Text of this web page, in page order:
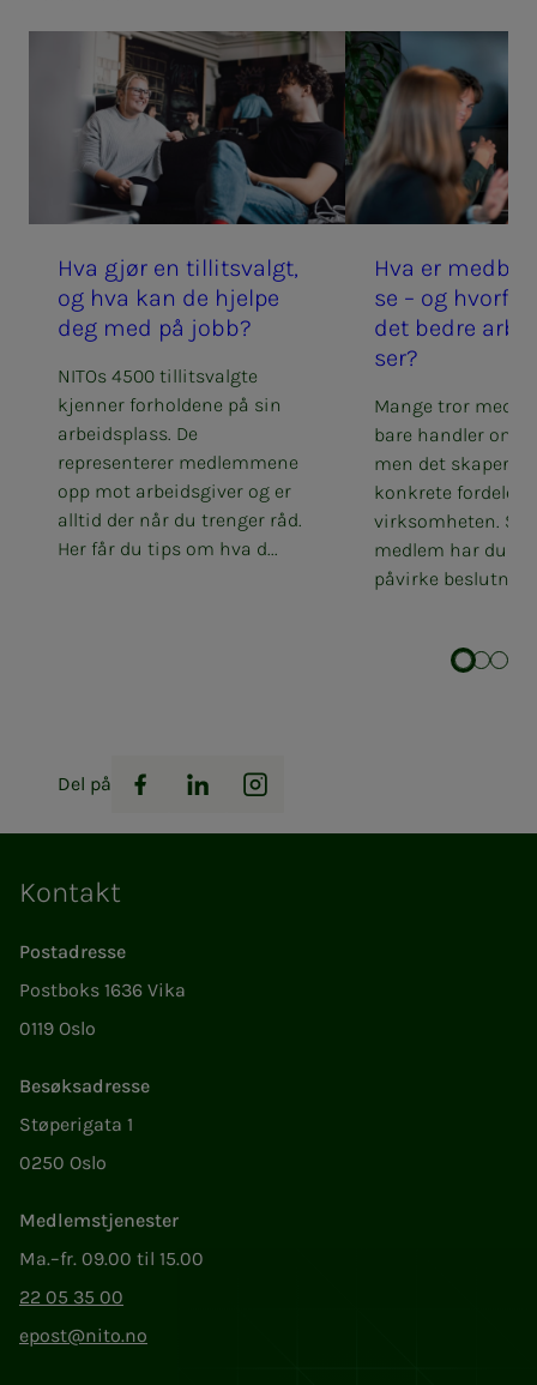
Hva gjør en til­­­­­lits­valgt,
og hva kan de hjel­­­pe
deg med på jobb?
NITOs 4500 tillitsvalgte
kjenner forholdene på sin
arbeidsplass. De
representerer medlemmene
opp mot arbeidsgiver og er
alltid der når du trenger råd.
Her får du tips om hva d...
Hva er
se – og
det bed­­­re
ser?
Mange tror
bare handler om
men det skaper
konkrete fordeler
virksomheten.
medlem har du
påvirke
Del på
Facebook
LinkedInInstagram
Kontakt
Postadresse
Postboks 1636 Vika
0119 Oslo
Besøksadresse
Støperigata 1
0250 Oslo
Medlemstjenester
Ma.–fr. 09.00 til 15.00
22 05 35 00
epost@nito.no